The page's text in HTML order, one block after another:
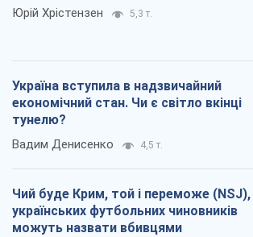
Юрій Хрістензен 5,3 т.
Україна вступила в надзвичайний
економічний стан. Чи є світло вкінці
тунелю?
Вадим Денисенко 4,5 т.
Чий буде Крим, той і переможе (NSJ),
українських футбольних чиновників
можуть назвати вбивцями